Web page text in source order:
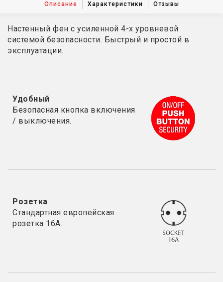
Описание Характеристики Отзывы
Настенный фен с усиленной 4-х уровневой
системой безопасности. Быстрый и простой в
эксплуатации.
Удобный
Безопасная кнопка включения
/ выключения.
Розетка
Стандартная европейская
розетка 16А.